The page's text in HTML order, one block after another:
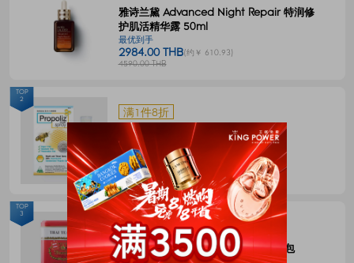
雅诗兰黛 Advanced Night Repair 特润修
护肌活精华露 50ml
最优到手
2984.00 THB(约￥ 610.93)
4590.00 THB
满1件8折
Propoliz 蜂胶口腔喷剂 15毫升
最优到手
120.00 THB(约￥ 24.57)
150.00 THB
TOP
2
满1件8折
CHATRAMUE泰国手标红茶包4g*50包
TOP
3